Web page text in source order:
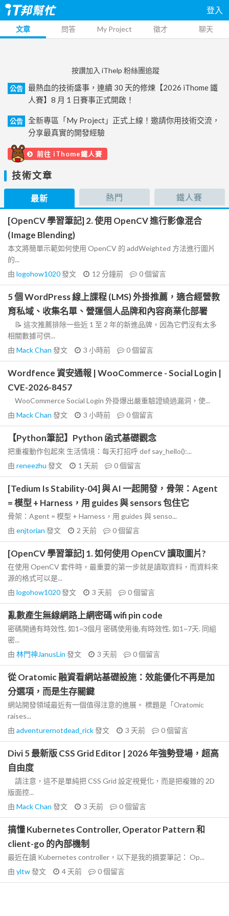
登入
文章 問答 My Project 徵才 聊天
按讚加入 iThelp 粉絲團追蹤
公告
最熱血的技術盛事，連續 30 天的修煉【2026 iThome 鐵
人賽】8 月 1 日賽事正式開啟！
公告
全新專區「My Project」正式上線！邀請你用技術交流，
分享最真實的開發經驗
前往 iThome鐵人賽
技術文章
最新 熱門 鐵人賽
[OpenCV 學習筆記] 2. 使用 OpenCV 進行影像混合
(Image Blending)
本文將簡單示範如何使用 OpenCV 的 addWeighted 方法進行圖片
的...
由 logohow1020發文 12 分鐘前 0個留言
5 個 WordPress 線上課程 (LMS) 外掛推薦，適合經營教
育私域、收集名單、營運個人品牌和內容商業化部署
📝 這次推薦排除一些近 1 至 2 年的新進品牌，因為它們沒有太多
相關數據可供...
由 Mack Chan 發文 3 小時前 0個留言
Wordfence 資安通報 | WooCommerce - Social Login |
CVE-2026-8457
WooCommerce Social Login 外掛爆出嚴重驗證繞過漏洞，使...
由 Mack Chan 發文 3 小時前 0個留言
【Python筆記】Python 函式基礎觀念
把重複動作包起來 生活情境：每天打招呼 def say_hello():...
由 reneezhu 發文 1 天前 0個留言
[Tedium Is Stability-04] 與 AI 一起開發，骨架：Agent
= 模型 + Harness，用 guides 與 sensors 包住它
骨架：Agent = 模型 + Harness，用 guides 與 senso...
由 enjtorian 發文 2 天前 0個留言
[OpenCV 學習筆記] 1. 如何使用 OpenCV 讀取圖片?
在使用 OpenCV 套件時，最重要的第一步就是讀取資料，而資料來
源的格式可以是...
由 logohow1020發文 3 天前 0個留言
亂數產生無線網路上網密碼 wifi pin code
密碼開通有時效性, 如1~3個月 密碼使用後,有時效性, 如1~7天. 同組
密...
由 林門神JanusLin 發文 3 天前 0個留言
從 Oratomic 融資看網站基礎設施：效能優化不再是加
分選項，而是生存關鍵
網站開發領域最近有一個值得注意的進展。 標題是「Oratomic
raises...
由 adventurernotdead_rick發文 3 天前 0個留言
Divi 5 最新版 CSS Grid Editor | 2026 年強勢登場，超高
自由度
請注意，這不是單純把 CSS Grid 設定視覺化，而是把複雜的 2D
版面控...
由 Mack Chan 發文 3 天前 0個留言
搞懂 Kubernetes Controller, Operator Pattern 和
client-go 的內部機制
最近在讀 Kubernetes controller，以下是我的摘要筆記： Op...
由 yltw發文 4 天前 0個留言